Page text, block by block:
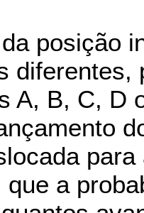
posição
diferentes,
A, B, C, D
a